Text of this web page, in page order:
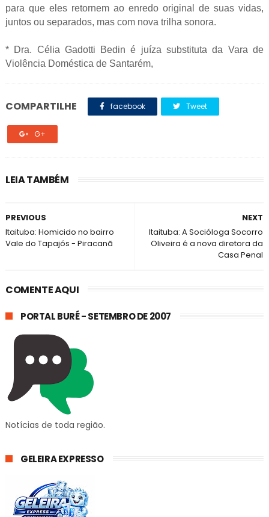
para que eles retornem ao enredo original de suas vidas,
juntos ou separados, mas com nova trilha sonora.
* Dra. Célia Gadotti Bedin é juíza substituta da Vara de
Violência Doméstica de Santarém,
COMPARTILHE facebook Tweet
G+
LEIA TAMBÉM
NEXT
Itaituba: A Socióloga Socorro
Oliveira é a nova diretora da
Casa Penal
PREVIOUS
Itaituba: Homicido no bairro
Vale do Tapajós - Piracanã
COMENTE AQUI
PORTAL BURÉ - SETEMBRO DE 2007
Notícias de toda região.
GELEIRA EXPRESSO